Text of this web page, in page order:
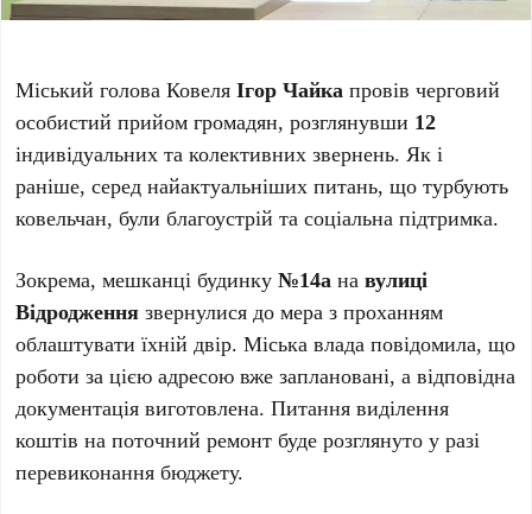
Міський голова КовеляІгор Чайка провів черговий
особистий прийом громадян, розглянувши 12
індивідуальних та колективних звернень. Як і
раніше, серед найактуальніших питань, що турбують
ковельчан, були благоустрій та соціальна підтримка.
Зокрема, мешканці будинку№14а навулиці
Відродження звернулися до мера з проханням
облаштувати їхній двір. Міська влада повідомила, що
роботи за цією адресою вже заплановані, а відповідна
документація виготовлена. Питання виділення
коштів на поточний ремонт буде розглянуто у разі
перевиконання бюджету.